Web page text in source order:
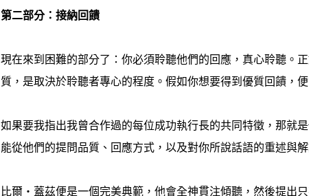
第二部分：接納回饋
現在來到困難的部分了：你必須聆聽他們的回應，真心聆聽。
質，是取決於聆聽者專心的程度。假如你想要得到優質回饋，
如果要我指出我曾合作過的每位成功執行長的共同特徵，那就
能從他們的提問品質、回應方式，以及對你所說話語的重述與
比爾‧蓋茲便是一個完美典範，他會全神貫注傾聽，然後提出